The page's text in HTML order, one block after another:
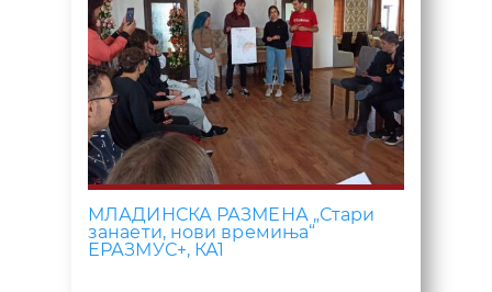
МЛАДИНСКА РАЗМЕНА „Стари
занаети, нови времиња“
ЕРАЗМУС+, КА1